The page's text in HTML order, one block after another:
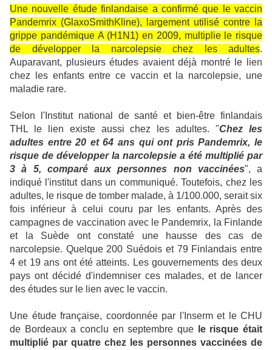
Une nouvelle étude finlandaise a confirmé que le vaccin
Pandemrix (GlaxoSmithKline), largement utilisé contre la
grippe pandémique A (H1N1) en 2009, multiplie le risque
de développer la narcolepsie chez les adultes.
Auparavant, plusieurs études avaient déjà montré le lien
chez les enfants entre ce vaccin et la narcolepsie, une
maladie rare.
Selon l'Institut national de santé et bien-être finlandais
THL le lien existe aussi chez les adultes. "Chez les
adultes entre 20 et 64 ans qui ont pris Pandemrix, le
risque de développer la narcolepsie a été multiplié par
3 à 5, comparé aux personnes non vaccinées", a
indiqué l'institut dans un communiqué. Toutefois, chez les
adultes, le risque de tomber malade, à 1/100.000, serait six
fois inférieur à celui couru par les enfants. Après des
campagnes de vaccination avec le Pandemrix, la Finlande
et la Suède ont constaté une hausse des cas de
narcolepsie. Quelque 200 Suédois et 79 Finlandais entre
4 et 19 ans ont été atteints. Les gouvernements des deux
pays ont décidé d'indemniser ces malades, et de lancer
des études sur le lien avec le vaccin.
Une étude française, coordonnée par l'Inserm et le CHU
de Bordeaux a conclu en septembre que
le risque était
multiplié par quatre chez les personnes vaccinées de